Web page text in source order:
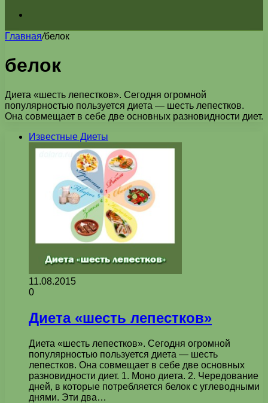
Главная/белок
белок
Диета «шесть лепестков». Сегодня огромной
популярностью пользуется диета — шесть лепестков.
Она совмещает в себе две основных разновидности диет.
Известные Диеты
11.08.2015
0
Диета «шесть лепестков»
Диета «шесть лепестков». Сегодня огромной
популярностью пользуется диета — шесть
лепестков. Она совмещает в себе две основных
разновидности диет. 1. Моно диета. 2. Чередование
дней, в которые потребляется белок с углеводными
днями. Эти два…